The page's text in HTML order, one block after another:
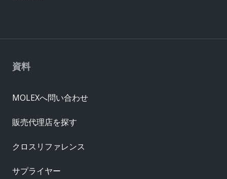
資料
MOLEXへ問い合わせ
販売代理店を探す
クロスリファレンス
サプライヤー